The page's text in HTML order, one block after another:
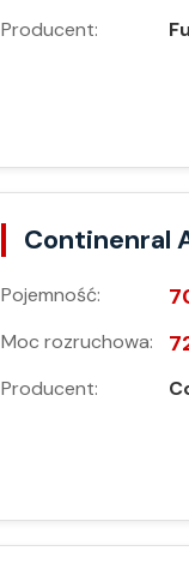
Producent:
Continenral
Pojemność:
Moc rozruchowa:
Producent: